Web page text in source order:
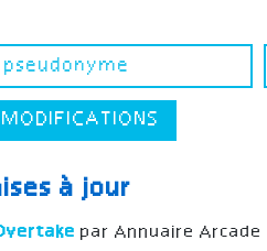
à jour
par Annuaire Arcade